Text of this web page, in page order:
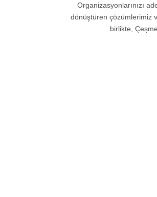
Organizasyonlarınızı
dönüştüren çözümlerimiz
birlikte,